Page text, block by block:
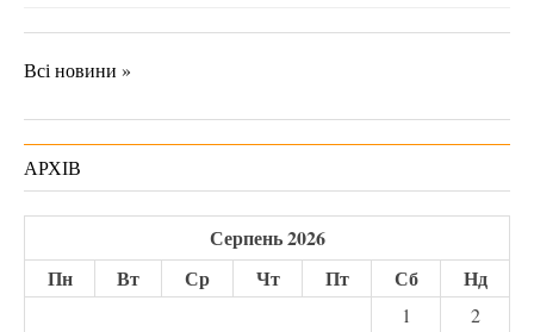
Всі новини »
АРХІВ
Серпень 2026
Пн
Вт Ср Чт Пт Сб Нд
1
2